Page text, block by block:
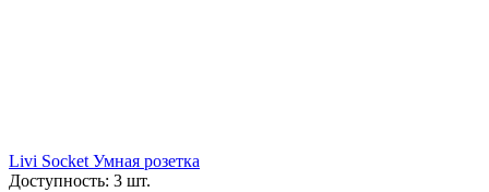
Livi Socket Умная розетка
Доступность: 3 шт.